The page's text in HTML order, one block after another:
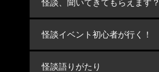
怪談、聞いてきてもらえます？
怪談イベント初心者が行く！
怪談語りがたり